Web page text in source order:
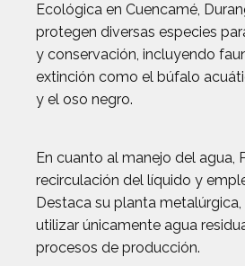
Ecológica en Cuencamé,
protegen diversas especies
y conservación, incluyendo
extinción como el búfalo
y el oso negro.
En cuanto al manejo del agua,
recirculación del líquido y
Destaca su planta
utilizar únicamente agua
procesos de producción.